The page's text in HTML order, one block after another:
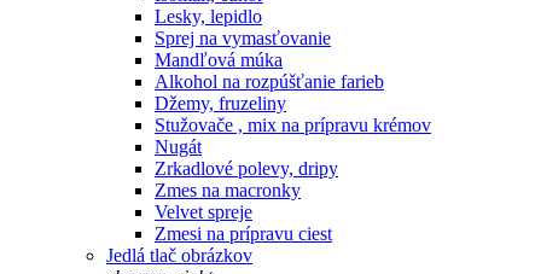
Lesky, lepidlo
Sprej na vymasťovanie
Mandľová múka
Alkohol na rozpúšťanie farieb
Džemy, fruzeliny
Stužovače , mix na prípravu krémov
Nugát
Zrkadlové polevy, dripy
Zmes na macronky
Velvet spreje
Zmesi na prípravu ciest
Jedlá tlač obrázkov